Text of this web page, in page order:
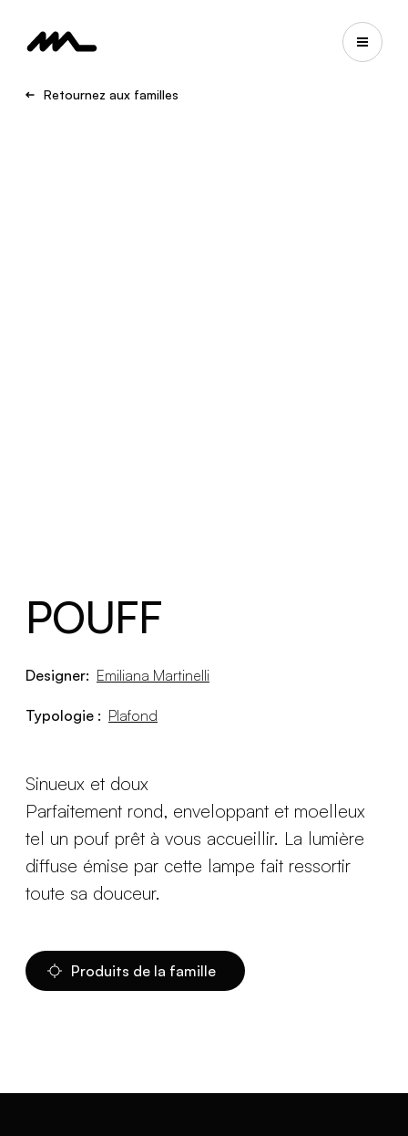
Retournez aux familles
POUFF
Designer: Emiliana Martinelli
Typologie : Plafond
Sinueux et doux
Parfaitement rond, enveloppant et moelleux
tel un pouf prêt à vous accueillir. La lumière
diffuse émise par cette lampe fait ressortir
toute sa douceur.
Produits de la famille